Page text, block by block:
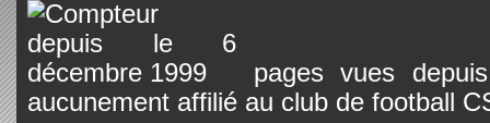
pages vues
aucunement affilié au club de football